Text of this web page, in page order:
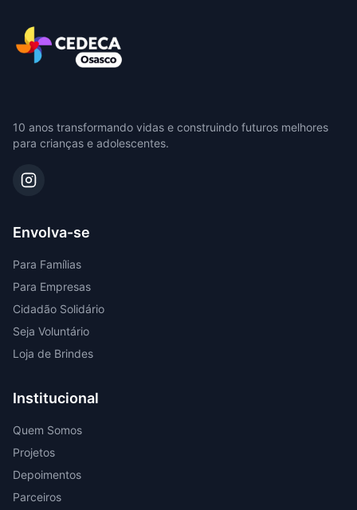
10 anos transformando vidas e construindo futuros melhores
para crianças e adolescentes.
Envolva-se
Para Famílias
Para Empresas
Cidadão Solidário
Seja Voluntário
Loja de Brindes
Institucional
Quem Somos
Projetos
Depoimentos
Parceiros